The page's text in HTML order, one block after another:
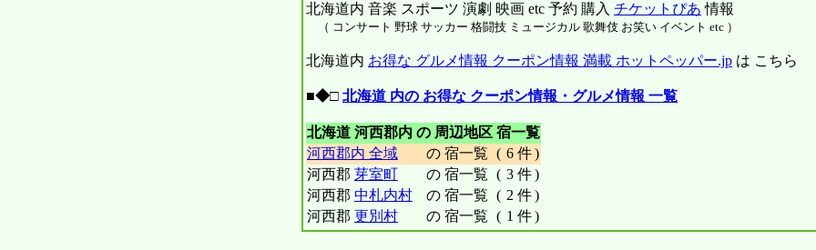
北海道内 音楽 スポーツ 演劇 映画 etc 予約 購入 チケットぴあ 情報
（ コンサート 野球 サッカー 格闘技 ミュージカル 歌舞伎 お笑い イベント etc ）
北海道内 お得な グルメ情報 クーポン情報 満載 ホットペッパー.jp は こちら
■◆□ 北海道 内の お得な クーポン情報・グルメ情報 一覧
北海道 河西郡内 の 周辺地区 宿一覧
河西郡内 全域
の 宿一覧 ( 6 件)
河西郡 芽室町 の 宿一覧 ( 3 件)
河西郡 中札内村 の 宿一覧 ( 2 件)
河西郡 更別村 の 宿一覧 ( 1 件)